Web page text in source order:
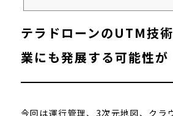
テラドローンのUTM技
業にも発展する可能性が
今回は運行管理、3次元地図、クラ